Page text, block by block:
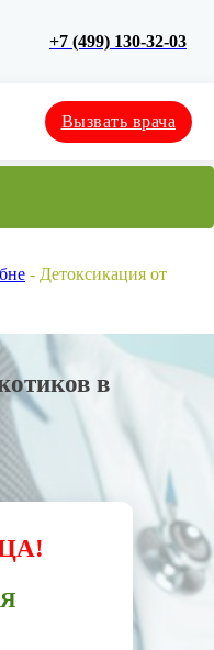
+7 (499) 130-32-03
Вызвать врача
- Детоксикация от
в